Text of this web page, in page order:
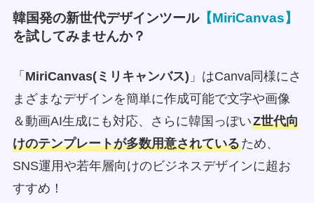
韓国発の新世代デザインツール【MiriCanvas】
を試してみませんか？
「 MiriCanvas(ミリキャンバス) 」はCanva同様にさ
まざまなデザインを簡単に作成可能で文字や画像
＆動画AI生成にも対応、さらに韓国っぽいZ世代向
けのテンプレートが多数用意されているため、
SNS運用や若年層向けのビジネスデザインに超お
すすめ！